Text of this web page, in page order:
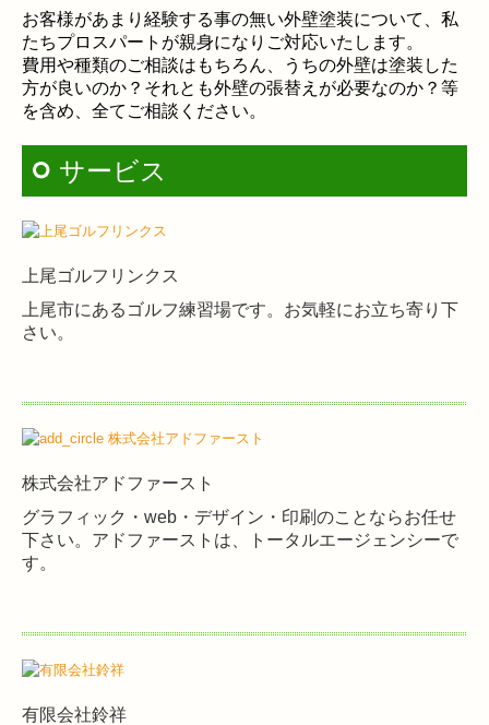
お客様があまり経験する事の無い外壁塗装について、私
たちプロスパートが親身になりご対応いたします。
費用や種類のご相談はもちろん、うちの外壁は塗装した
方が良いのか？それとも外壁の張替えが必要なのか？等
を含め、全てご相談ください。
サービス
上尾ゴルフリンクス
上尾市にあるゴルフ練習場です。お気軽にお立ち寄り下
さい。
株式会社アドファースト
グラフィック・web・デザイン・印刷のことならお任せ
下さい。アドファーストは、トータルエージェンシーで
す。
有限会社鈴祥